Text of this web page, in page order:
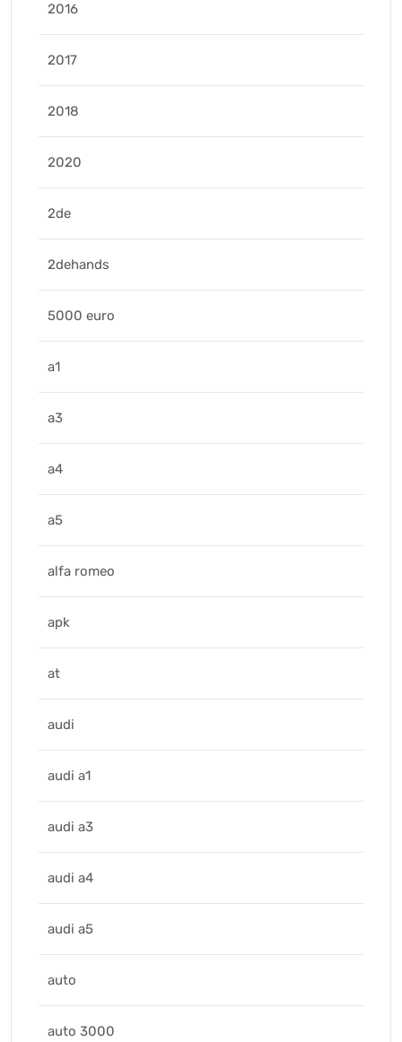
2016
2017
2018
2020
2de
2dehands
5000 euro
a1
a3
a4
a5
alfa romeo
apk
at
audi
audi a1
audi a3
audi a4
audi a5
auto
auto 3000